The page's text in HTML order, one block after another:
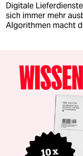
Digitale
sich immer mehr
Algorithmen macht